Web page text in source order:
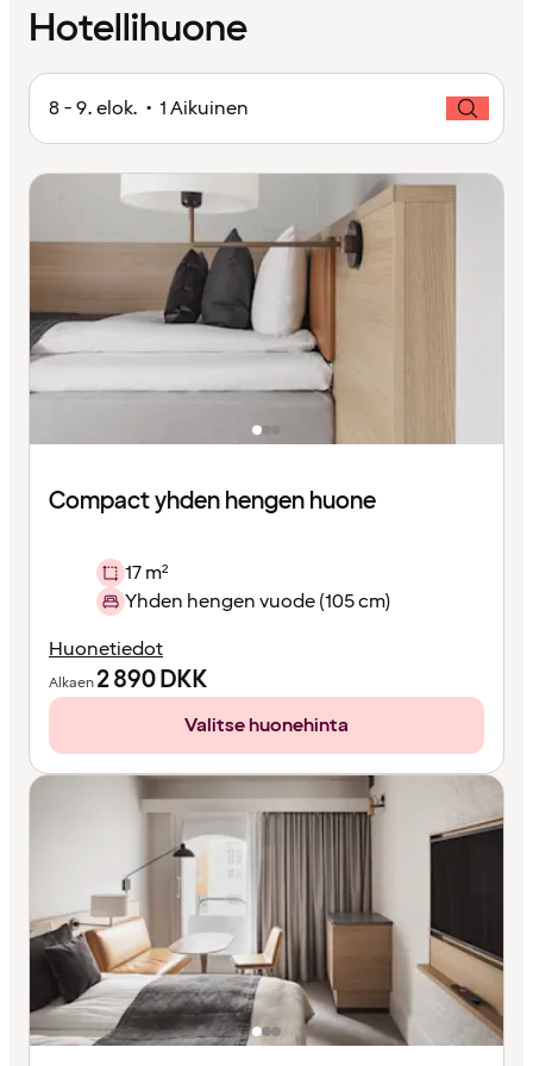
Hotellihuone
8 - 9. elok. • 1 Aikuinen
Compact yhden hengen huone
17 m²
Yhden hengen vuode (105 cm)
Huonetiedot
Alkaen2 890DKK
Valitse huonehinta